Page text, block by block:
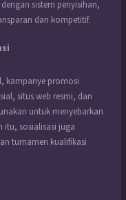
sistem penyisihan,
dan kompetitif.
kampanye promosi
situs web resmi, dan
untuk menyebarkan
itu, sosialisasi juga
turnamen kualifikasi